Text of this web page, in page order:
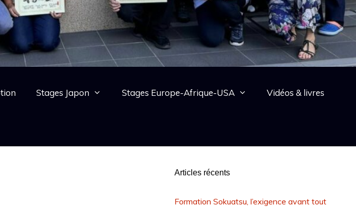
Stages Japon Stages Europe-Afrique-USA Vidéos & livres
Articles récents
Formation Sokuatsu, l’exigence avant tout